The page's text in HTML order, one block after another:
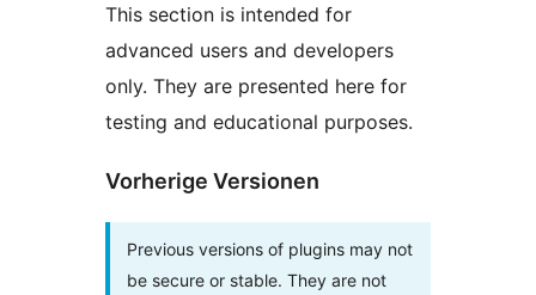
This section is intended for
advanced users and developers
only. They are presented here for
testing and educational purposes.
Vorherige Versionen
Previous versions of plugins may not
be secure or stable. They are not